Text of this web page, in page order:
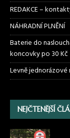
REDAKCE –
NÁHRADNÍ PLNĚNÍ
Baterie do
koncovky po 30 Kč
Levně
NEJČTENĚJŠÍ